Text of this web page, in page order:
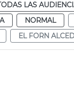
LAS
NORMAL
EL FORN